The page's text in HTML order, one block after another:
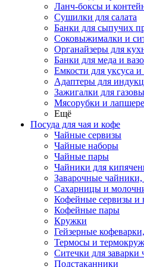
Ланч-боксы и
Сушилки для салата
Банки для сыпучих
Соковыжималки и
Органайзеры для
Банки для меда и
Емкости для уксуса и
Адаптеры для
Зажигалки для
Мясорубки и
Ещё
Посуда для чая и кофе
Чайные сервизы
Чайные наборы
Чайные пары
Чайники для
Заварочные
Сахарницы и
Кофейные сервизы и
Кофейные пары
Кружки
Гейзерные
Термосы и
Ситечки для заварки
Подстаканники